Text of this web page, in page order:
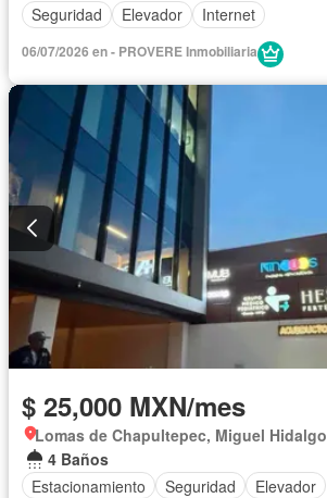
Seguridad
Elevador Internet
06/07/2026 en - PROVERE Inmobiliaria
$ 25,000 MXN/mes
Lomas de Chapultepec, Miguel Hidalgo
4 Baños
Estacionamiento
Seguridad
Elevador